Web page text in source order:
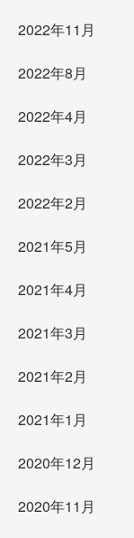
2022年11月
2022年8月
2022年4月
2022年3月
2022年2月
2021年5月
2021年4月
2021年3月
2021年2月
2021年1月
2020年12月
2020年11月